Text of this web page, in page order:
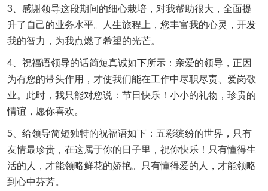
3、感谢领导这段期间的细心栽培，对我帮助很大，全面提
升了自己的业务水平。人生旅程上，您丰富我的心灵，开发
我的智力，为我点燃了希望的光芒。
4、祝福语领导的话简短真诚如下所示：亲爱的领导，正因
为有您的带头作用，才使我们能在工作中尽职尽责、爱岗敬
业。此时，我只能对您说：节日快乐！小小的礼物，珍贵的
情谊，愿你喜欢。
5、给领导简短独特的祝福语如下：五彩缤纷的世界，只有
友情最珍贵，在这属于你的日子里，祝你快乐！只有懂得生
活的人，才能领略鲜花的娇艳。只有懂得爱的人，才能领略
到心中芬芳。